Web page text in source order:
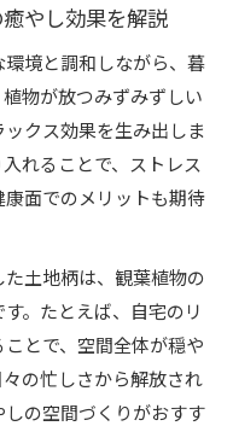
で癒やしをプラス
の演出ポイント
なレイアウト術
るゆったり生活の魅
植物選びのポイント
観葉植物活用術
癒やしの工夫
やし効果を解説
境と調和しながら、暮
物が放つみずみずしい
クス効果を生み出しま
れることで、ストレス
面でのメリットも期待
土地柄は、観葉植物の
。たとえば、自宅のリ
とで、空間全体が穏や
の忙しさから解放され
の空間づくりがおすす